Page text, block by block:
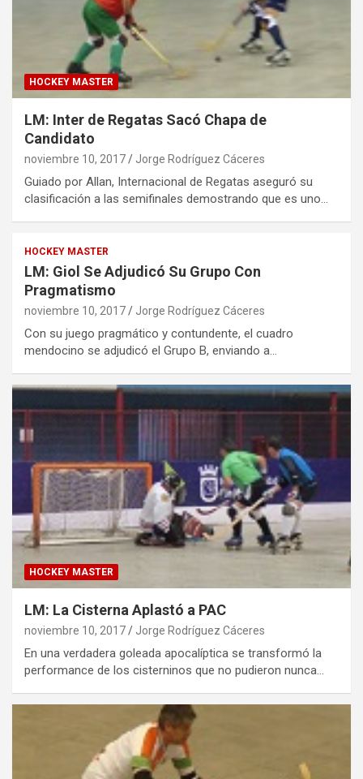
HOCKEY MASTER
LM: Inter de Regatas Sacó Chapa de
Candidato
noviembre 10, 2017 Jorge Rodríguez Cáceres
Guiado por Allan, Internacional de Regatas aseguró su
clasificación a las semifinales demostrando que es uno…
HOCKEY MASTER
LM: Giol Se Adjudicó Su Grupo Con
Pragmatismo
noviembre 10, 2017 Jorge Rodríguez Cáceres
Con su juego pragmático y contundente, el cuadro
mendocino se adjudicó el Grupo B, enviando a…
HOCKEY MASTER
LM: La Cisterna Aplastó a PAC
noviembre 10, 2017 Jorge Rodríguez Cáceres
En una verdadera goleada apocalíptica se transformó la
performance de los cisterninos que no pudieron nunca…